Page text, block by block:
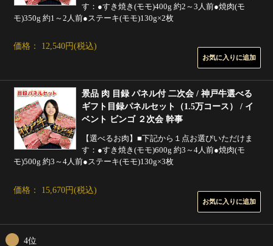
す：●すき焼き(モモ)400g 約2～3人前●焼肉(モ
モ)350g 約1～2人前●ステーキ(モモ)130g×2枚
価格： 12,540円(税込)
景品 肉 目録 パネル付 二次会 / 神戸牛選べる
ギフト目録パネルセット（1.5万コース） / イ
ベント ビンゴ ２次会 幹事
【選べるお肉】■下記から１点お選びいただけま
す：●すき焼き(モモ)600g 約3～4人前●焼肉(モ
モ)500g 約3～4人前●ステーキ(モモ)130g×3枚
価格： 15,670円(税込)
4位